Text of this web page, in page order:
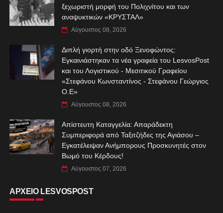
ξεχωριστή μορφή του Πολιχνίτου και των
αναψυκτικών «ΚΡΥΣΤΑΛ»
Αύγουστος 08, 2026
Διπλή γιορτή στην οδό Ξενοφώντος:
Εγκαινιάστηκαν τα νέα γραφεία του LesvosPost
και του Λογιστικού - Μεσιτικού Γραφείου
«Στεφάνου Κωνσταντίνος - Στεφάνου Γεώργιος
Ο.Ε»
Αύγουστος 08, 2026
Απίστευτη Καταγγελία: Απαράδεκτη
Συμπεριφορά από Ταξιτζήδες της Αγιάσου –
Εγκατέλειψαν Ανήμπορους Προσκυνητές στον
Βωμό του Κέρδους!
Αύγουστος 07, 2026
ΑΡΧΕΙΟ LESVOSPOST